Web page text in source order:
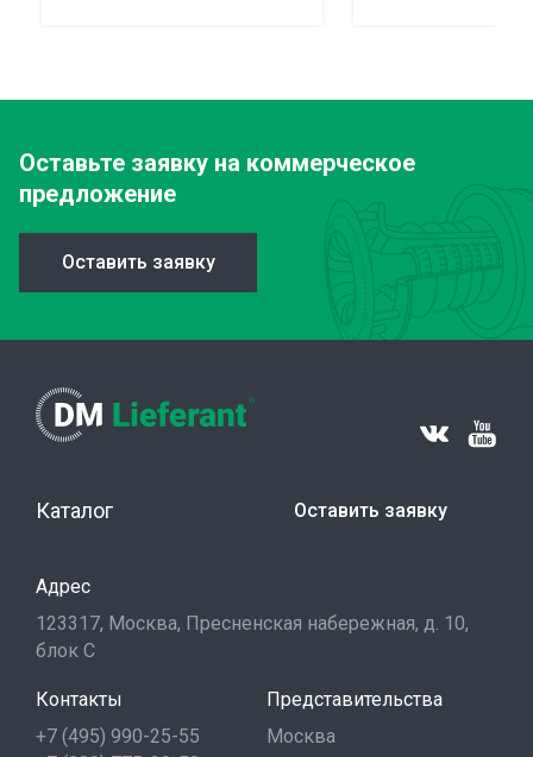
Оставьте заявку на коммерческое
предложение
Оставить заявку
Каталог Оставить заявку
Адрес
123317, Москва, Пресненская набережная, д. 10,
блок С
Контакты
+7 (495) 990-25-55
Представительства
Москва